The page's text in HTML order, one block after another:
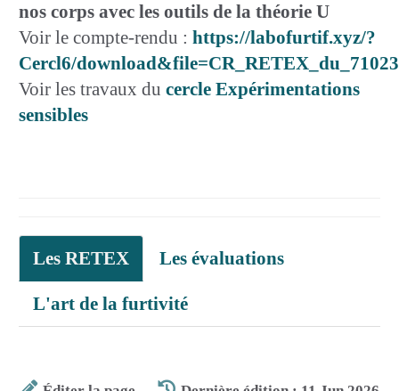
nos corps avec les outils de la théorie U
Voir le compte-rendu : https://labofurtif.xyz/?
Cercl6/
Voir les travaux du cercle Expérimentations
sensibles
Les RETEX Les évaluations
L'art de la furtivité